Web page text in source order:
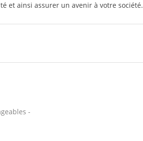
et ainsi assurer un avenir à votre société.
-